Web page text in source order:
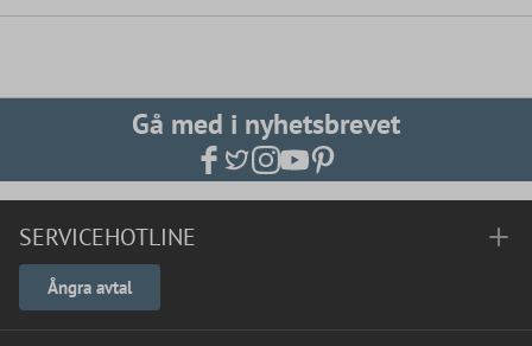
Gå med i nyhetsbrevet
SERVICEHOTLINE
Ångra avtal